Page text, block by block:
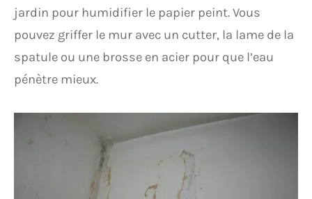
jardin pour humidifier le papier peint. Vous
pouvez griffer le mur avec un cutter, la lame de la
spatule ou une brosse en acier pour que l’eau
pénètre mieux.